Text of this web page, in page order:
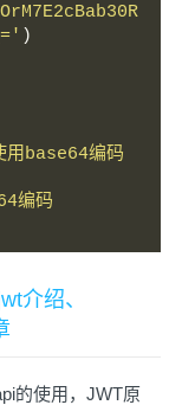
)
用base64编码
编码
介绍、
的使用，JWT原